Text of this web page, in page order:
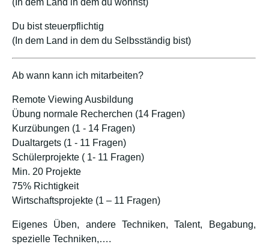
Du bist steuerpflichtig
(In dem Land in dem du Selbsständig bist)
Ab wann kann ich mitarbeiten?
Remote Viewing Ausbildung
Übung normale Recherchen (14 Fragen)
Kurzübungen (1 - 14 Fragen)
Dualtargets (1 - 11 Fragen)
Schülerprojekte ( 1- 11 Fragen)
Min. 20 Projekte
75% Richtigkeit
Wirtschaftsprojekte (1 – 11 Fragen)
Eigenes Üben, andere Techniken, Talent, Begabung,
spezielle Techniken,….